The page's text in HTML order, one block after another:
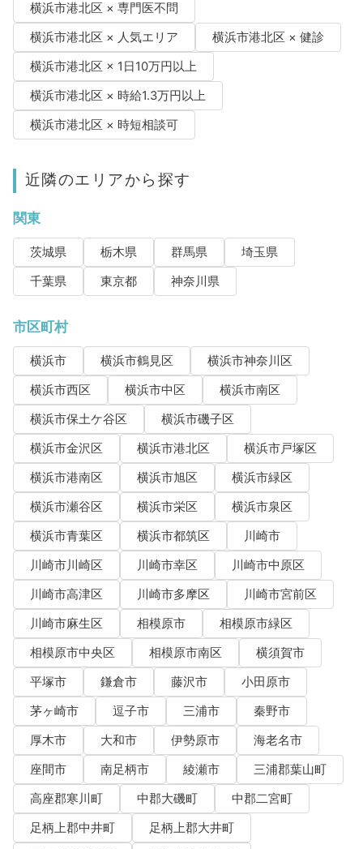
横浜市港北区 × 専門医不問
横浜市港北区 × 人気エリア
横浜市港北区 × 健診
横浜市港北区 × 1日10万円以上
横浜市港北区 × 時給1.3万円以上
横浜市港北区 × 時短相談可
近隣のエリアから探す
関東
茨城県 栃木県 群馬県
埼玉県
千葉県
東京都 神奈川県
市区町村
横浜市 横浜市鶴見区
横浜市神奈川区
横浜市西区
横浜市中区
横浜市南区
横浜市保土ケ谷区
横浜市磯子区
横浜市金沢区
横浜市港北区
横浜市戸塚区
横浜市港南区
横浜市旭区
横浜市緑区
横浜市瀬谷区
横浜市栄区
横浜市泉区
横浜市青葉区
横浜市都筑区
川崎市
川崎市川崎区
川崎市幸区
川崎市中原区
川崎市高津区
川崎市多摩区
川崎市宮前区
川崎市麻生区
相模原市
相模原市緑区
相模原市中央区
相模原市南区
横須賀市
平塚市
鎌倉市 藤沢市
小田原市
茅ヶ崎市
逗子市 三浦市
秦野市
厚木市
大和市 伊勢原市
海老名市
座間市
南足柄市 綾瀬市
三浦郡葉山町
高座郡寒川町
中郡大磯町
中郡二宮町
足柄上郡中井町
足柄上郡大井町